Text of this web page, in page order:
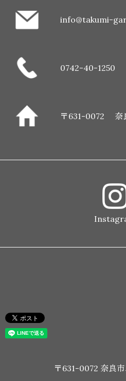
info@takumi-
0742-40-1250
〒631-0072 奈
〒631-0072 奈良